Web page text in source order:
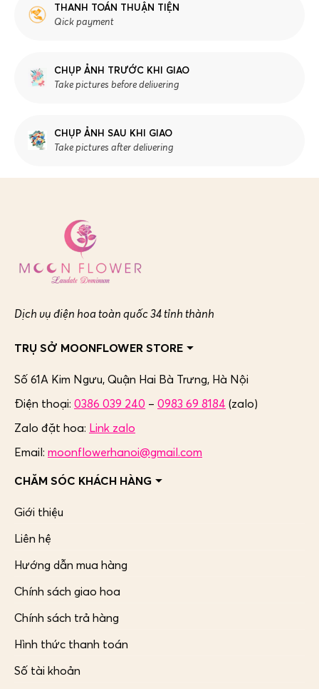
THANH TOÁN THUẬN TIỆN
Qick payment
CHỤP ẢNH TRƯỚC KHI GIAO
Take pictures before delivering
CHỤP ẢNH SAU KHI GIAO
Take pictures after delivering
Dịch vụ điện hoa toàn quốc 34 tỉnh thành
TRỤ SỞ MOONFLOWER STORE
Số 61A Kim Ngưu, Quận Hai Bà Trưng, Hà Nội
Điện thoại: 0386 039 240 – 0983 69 8184 (zalo)
Zalo đặt hoa: Link zalo
Email: moonflowerhanoi@gmail.com
CHĂM SÓC KHÁCH HÀNG
Giới thiệu
Liên hệ
Hướng dẫn mua hàng
Chính sách giao hoa
Chính sách trả hàng
Hình thức thanh toán
Số tài khoản